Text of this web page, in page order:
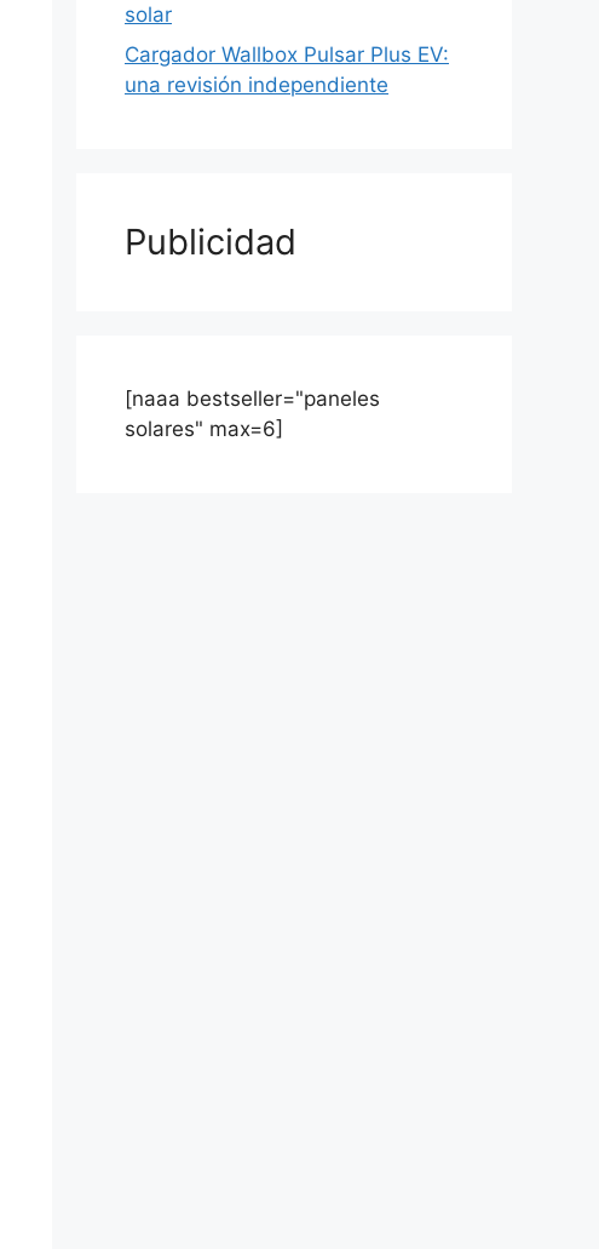
solar
Cargador Wallbox Pulsar Plus EV:
una revisión independiente
Publicidad
[naaa bestseller="paneles
solares" max=6]